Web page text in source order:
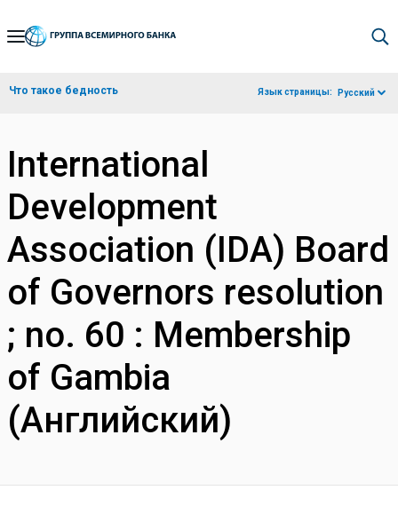
Skip
Navigation
Что такое бедность Язык страницы: Русский
International
Development
Association (IDA) Board
of Governors resolution
; no. 60 : Membership
of Gambia
(Английский)